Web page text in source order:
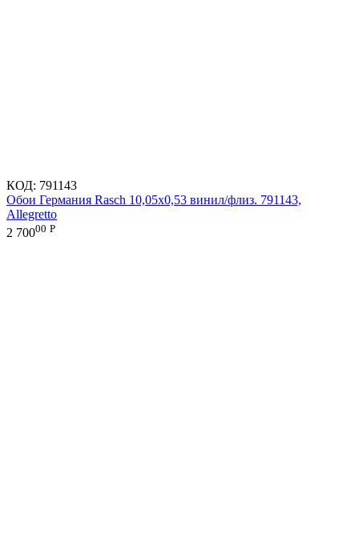
КОД: 791143
Обои Германия Rasch 10,05x0,53 винил/флиз. 791143,
Allegretto
2 70000 Р